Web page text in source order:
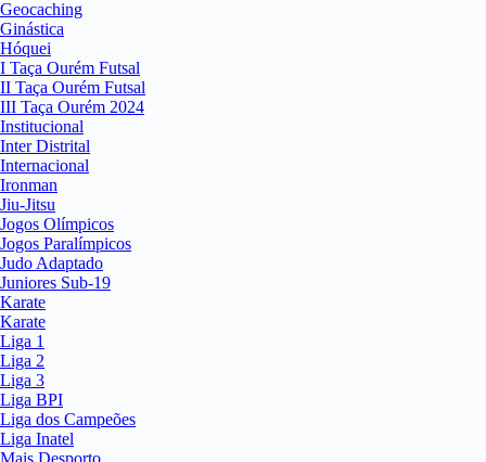
Geocaching
Ginástica
Hóquei
I Taça Ourém Futsal
II Taça Ourém Futsal
III Taça Ourém 2024
Institucional
Inter Distrital
Internacional
Ironman
Jiu-Jitsu
Jogos Olímpicos
Jogos Paralímpicos
Judo Adaptado
Juniores Sub-19
Karate
Karate
Liga 1
Liga 2
Liga 3
Liga BPI
Liga dos Campeões
Liga Inatel
Mais Desporto